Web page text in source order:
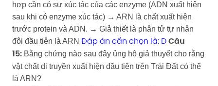
hợp cần có sự xúc tác của các enzyme (ADN xuất hiện
sau khi có enzyme xúc tác) → ARN là chất xuất hiện
trước protein và ADN. → Giả thiết là phân tử tự nhân
đôi đầu tiên là ARN Đáp án cần chọn là: D Câu
15:Bằng chứng nào sau đây ủng hộ giả thuyết cho rằng
vật chất di truyền xuất hiện đầu tiên trên Trái Đất có thể
là ARN?